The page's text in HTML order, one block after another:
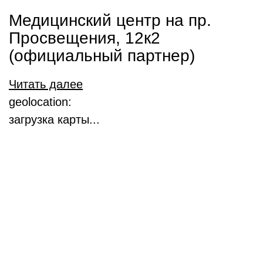
Медицинский центр на пр.
Просвещения, 12к2
(официальный партнер)
Читать далее
geolocation:
загрузка карты...